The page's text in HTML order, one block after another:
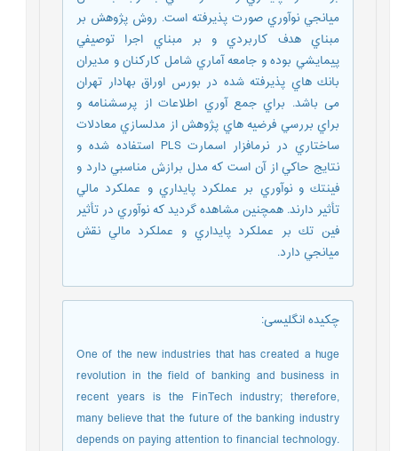
ميانجي نوآوري صورت پذيرفته است. روش پژوهش بر
مبناي هدف كاربردي و بر مبناي اجرا توصيفي
پيمايشي بوده و جامعه آماري شامل كاركنان و مديران
بانك­ هاي پذيرفته شده در بورس اوراق بهادار تهران
می ­باشد. براي جمع ­آوري اطلاعات از پرسشنامه و
براي بررسي فرضيه­ هاي پژوهش از مدل­سازي معادلات
ساختاري در نرم­افزار اسمارت PLS استفاده شده و
نتايج حاكي از آن است كه مدل برازش مناسبي دارد و
فين­تك و نوآوري بر عملكرد پايداري و عملكرد مالي
تأثير دارند. همچنین مشاهده گردید که نوآوري در تأثير
فين­ تك بر عملكرد پايداري و عملكرد مالي نقش
ميانجي دارد.
چکیده انگلیسی:
One of the new industries that has created a huge
revolution in the field of banking and business in
recent years is the FinTech industry; therefore,
many believe that the future of the banking industry
depends on paying attention to financial technology.